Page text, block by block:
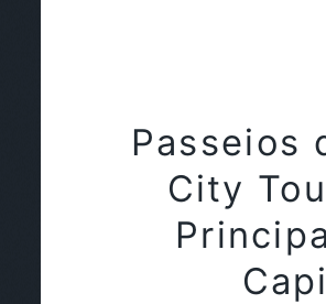
Passeios
City